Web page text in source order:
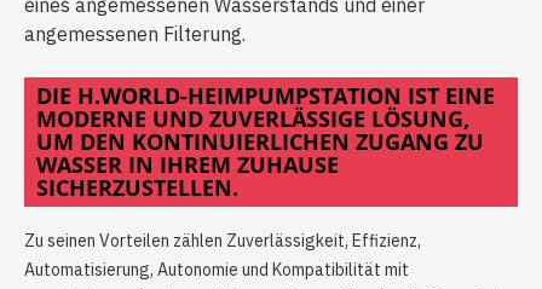
eines angemessenen Wasserstands und einer
angemessenen Filterung.
DIE H.WORLD-HEIMPUMPSTATION IST EINE
MODERNE UND ZUVERLÄSSIGE LÖSUNG,
UM DEN KONTINUIERLICHEN ZUGANG ZU
WASSER IN IHREM ZUHAUSE
SICHERZUSTELLEN.
Zu seinen Vorteilen zählen Zuverlässigkeit, Effizienz,
Automatisierung, Autonomie und Kompatibilität mit